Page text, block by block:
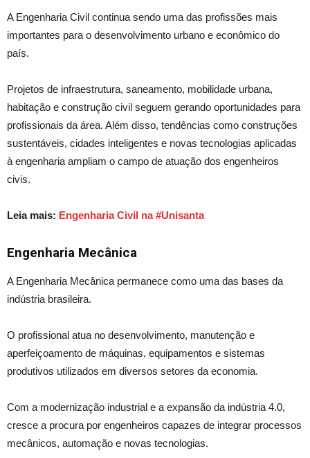
A Engenharia Civil continua sendo uma das profissões mais
importantes para o desenvolvimento urbano e econômico do
país.
Projetos de infraestrutura, saneamento, mobilidade urbana,
habitação e construção civil seguem gerando oportunidades para
profissionais da área. Além disso, tendências como construções
sustentáveis, cidades inteligentes e novas tecnologias aplicadas
à engenharia ampliam o campo de atuação dos engenheiros
civis.
Leia mais: Engenharia Civil na #Unisanta
Engenharia Mecânica
A Engenharia Mecânica permanece como uma das bases da
indústria brasileira.
O profissional atua no desenvolvimento, manutenção e
aperfeiçoamento de máquinas, equipamentos e sistemas
produtivos utilizados em diversos setores da economia.
Com a modernização industrial e a expansão da indústria 4.0,
cresce a procura por engenheiros capazes de integrar processos
mecânicos, automação e novas tecnologias.